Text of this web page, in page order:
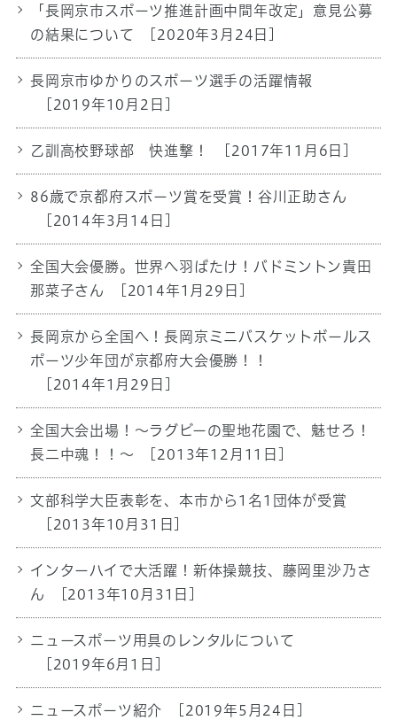
「長岡京市スポーツ推進計画中間年改定」意見公募
の結果について
[2020年3月24日]
長岡京市ゆかりのスポーツ選手の活躍情報
[2019年10月2日]
乙訓高校野球部 快進撃！ [2017年11月6日]
86歳で京都府スポーツ賞を受賞！谷川正助さん
[2014年3月14日]
全国大会優勝。世界へ羽ばたけ！バドミントン貴田
那菜子さん
[2014年1月29日]
長岡京から全国へ！長岡京ミニバスケットボールス
ポーツ少年団が京都府大会優勝！！
[2014年1月29日]
全国大会出場！～ラグビーの聖地花園で、魅せろ！
長二中魂！！～
[2013年12月11日]
文部科学大臣表彰を、本市から1名1団体が受賞
[2013年10月31日]
インターハイで大活躍！新体操競技、藤岡里沙乃さ
ん
[2013年10月31日]
ニュースポーツ用具のレンタルについて
[2019年6月1日]
ニュースポーツ紹介 [2019年5月24日]